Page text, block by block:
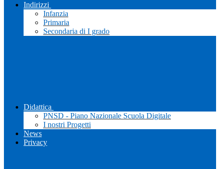
Indirizzi
Infanzia
Primaria
Secondaria di I grado
Didattica
PNSD - Piano Nazionale Scuola Digitale
I nostri Progetti
News
Privacy